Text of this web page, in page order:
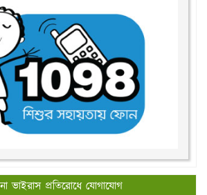
ভাইরাস প্রতিরোধে যোগাযোগ